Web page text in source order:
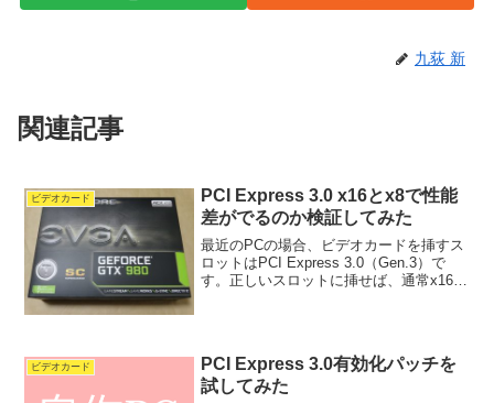
九荻 新
関連記事
ビデオカード
PCI Express 3.0 x16とx8で性能
差がでるのか検証してみた
最近のPCの場合、ビデオカードを挿すス
ロットはPCI Express 3.0（Gen.3）で
す。正しいスロットに挿せば、通常x16で
ビデオカード
PCI Express 3.0有効化パッチを
試してみた